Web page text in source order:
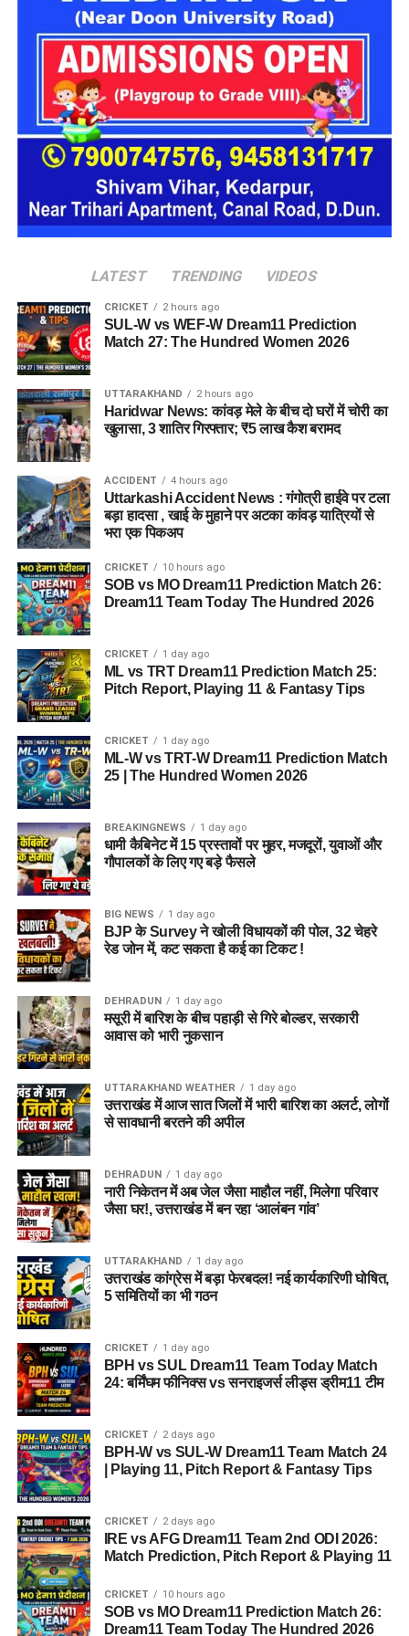
भैसोड़ा
कॉलेज अल्मोड़ा
रुद्रपुर
डॉ. जीएस
तितियाल
मेडिकल कॉलेज
हल्द्वानी
प्राचार्य, मेडिकल कॉलेज
अल्मोड़ा
डॉ. अजय कुमार
आर्या
निदेशक, चिकित्सा
शिक्षा प्रभार
प्राचार्य, मेडिकल कॉलेज
4
डॉ. आशुतोष
सयाना
प्राचार्य, मेडिकल
कॉलेज श्रीनगर
निदेशक, चिकित्सा शिक्षा
डॉ. चंद्र मोहन
सिंह रावत
प्राचार्य, मेडिकल
कॉलेज हरिद्वार
प्राचार्य, मेडिकल कॉलेज
श्रीनगर
6 डॉ. पंकज सिंह
प्रोफेसर, मेडिकल
प्रभारी प्राचार्य, मेडिकल
LATEST TRENDING VIDEOS
CRICKET 2 hours ago
SUL-W vs WEF-W Dream11 Prediction
Match 27: The Hundred Women 2026
UTTARAKHAND 2 hours ago
Haridwar News: कांवड़ मेले के बीच दो घरों में चोरी का
खुलासा, 3 शातिर गिरफ्तार; ₹5 लाख कैश बरामद
ACCIDENT 4 hours ago
Uttarkashi Accident News : गंगोत्री हाईवे पर टला
बड़ा हादसा , खाई के मुहाने पर अटका कांवड़ यात्रियों से
भरा एक पिकअप
CRICKET 10 hours ago
SOB vs MO Dream11 Prediction Match 26:
Dream11 Team Today The Hundred 2026
CRICKET 1 day ago
ML vs TRT Dream11 Prediction Match 25:
Pitch Report, Playing 11 & Fantasy Tips
CRICKET 1 day ago
ML-W vs TRT-W Dream11 Prediction Match
25 | The Hundred Women 2026
BREAKINGNEWS 1 day ago
धामी कैबिनेट में 15 प्रस्तावों पर मुहर, मजदूरों, युवाओं और
गौपालकों के लिए गए बड़े फैसले
BIG NEWS 1 day ago
BJP के Survey ने खोली विधायकों की पोल, 32 चेहरे
रेड जोन में, कट सकता है कई का टिकट !
DEHRADUN 1 day ago
मसूरी में बारिश के बीच पहाड़ी से गिरे बोल्डर, सरकारी
आवास को भारी नुकसान
UTTARAKHAND WEATHER 1 day ago
उत्तराखंड में आज सात जिलों में भारी बारिश का अलर्ट, लोगों
से सावधानी बरतने की अपील
DEHRADUN 1 day ago
नारी निकेतन में अब जेल जैसा माहौल नहीं, मिलेगा परिवार
जैसा घर!, उत्तराखंड में बन रहा ‘आलंबन गांव’
UTTARAKHAND 1 day ago
उत्तराखंड कांग्रेस में बड़ा फेरबदल! नई कार्यकारिणी घोषित,
5 समितियों का भी गठन
CRICKET 1 day ago
BPH vs SUL Dream11 Team Today Match
24: बर्मिंघम फीनिक्स vs सनराइजर्स लीड्स ड्रीम11 टीम
CRICKET 2 days ago
BPH-W vs SUL-W Dream11 Team Match 24
| Playing 11, Pitch Report & Fantasy Tips
CRICKET 2 days ago
IRE vs AFG Dream11 Team 2nd ODI 2026:
Match Prediction, Pitch Report & Playing 11
CRICKET 10 hours ago
SOB vs MO Dream11 Prediction Match 26:
Dream11 Team Today The Hundred 2026